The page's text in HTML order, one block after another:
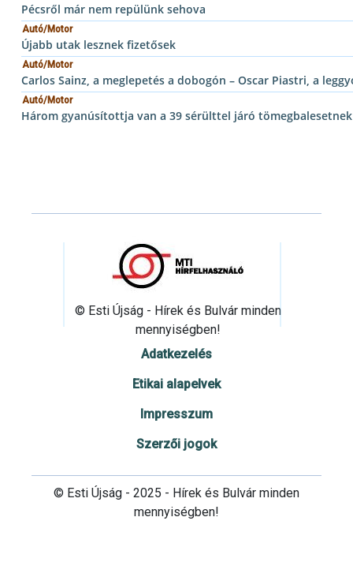
Pécsről már nem repülünk sehova
Autó/Motor
Újabb utak lesznek fizetősek
Autó/Motor
Carlos Sainz, a meglepetés a dobogón – Oscar Piastri, a
Autó/Motor
Három gyanúsítottja van a 39 sérülttel járó tömegbalesetnek
© Esti Újság - Hírek és Bulvár minden
mennyiségben!
Adatkezelés
Etikai alapelvek
Impresszum
Szerzői jogok
© Esti Újság - 2025 - Hírek és Bulvár minden
mennyiségben!